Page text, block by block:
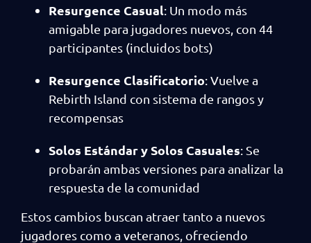
Resurgence Casual: Un modo más
amigable para jugadores nuevos, con 44
participantes (incluidos bots)
Resurgence Clasificatorio: Vuelve a
Rebirth Island con sistema de rangos y
recompensas
Solos Estándar y Solos Casuales: Se
probarán ambas versiones para analizar la
respuesta de la comunidad
Estos cambios buscan atraer tanto a nuevos
jugadores como a veteranos, ofreciendo